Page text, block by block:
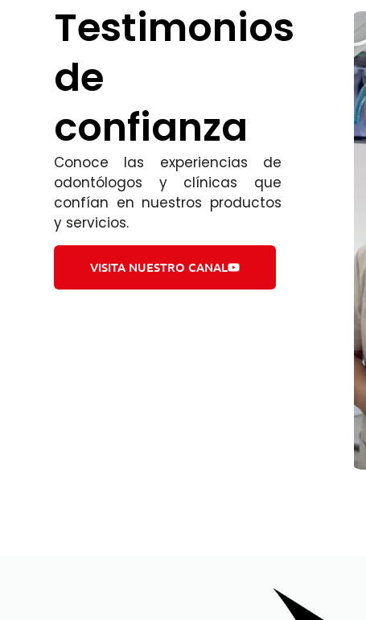
Testimonios
de
confianza
Conoce las experiencias de
odontólogos y clínicas que
confían en nuestros productos
y servicios.
VISITA NUESTRO CANAL